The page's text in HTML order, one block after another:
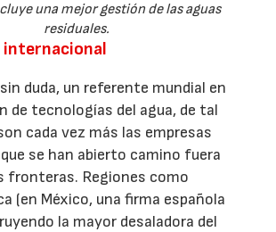
una mejor gestión de las aguas
residuales.
internacional
duda, un referente mundial en
de tecnologías del agua, de tal
cada vez más las empresas
se han abierto camino fuera
fronteras. Regiones como
(en México, una firma española
la mayor desaladora del